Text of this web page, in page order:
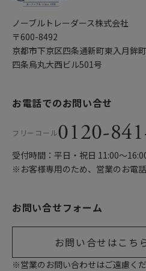
ノーブルトレーダース株式会社
〒600-8492
京都市下京区四条通新町東入月鉾
四条烏丸大西ビル501号
お電話でのお問い合せ
フリーコール0120-
受付時間：平日・祝日 11:00〜
※お客様専用のため、営業のお電
お問い合せフォーム
お問い合せはこち
※営業のお問い合わせはご遠慮く